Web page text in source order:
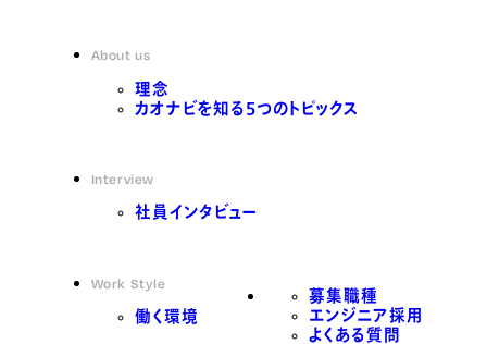
About us
理念
カオナビを知る5つのトピックス
Interview
社員インタビュー
Work Style
働く環境
募集職種
エンジニア採用
よくある質問